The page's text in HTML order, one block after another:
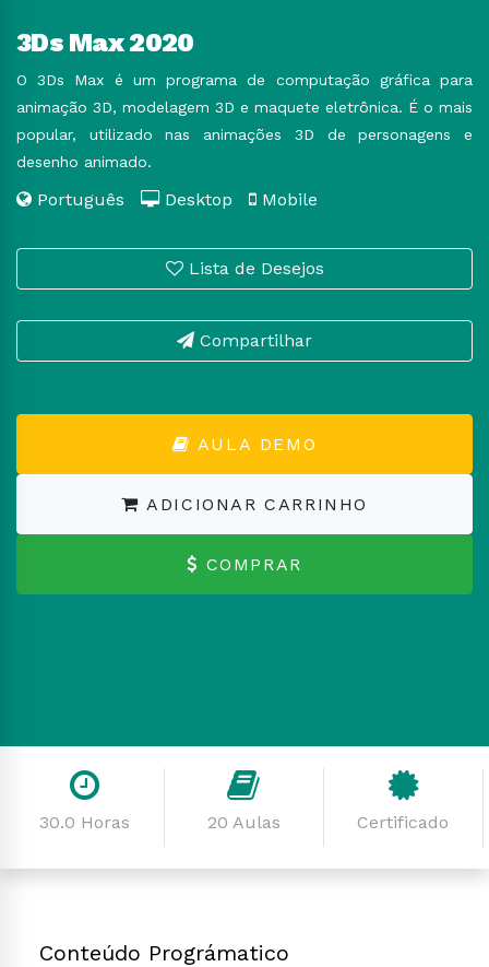
3Ds Max 2020
O 3Ds Max é um programa de computação gráfica para
animação 3D, modelagem 3D e maquete eletrônica. É o mais
popular, utilizado nas animações 3D de personagens e
desenho animado.
Português Desktop Mobile
Lista de Desejos
Compartilhar
AULA DEMO
ADICIONAR CARRINHO
COMPRAR
30.0 Horas 20 Aulas Certificado
Conteúdo Prográmatico